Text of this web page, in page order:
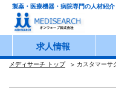
製薬・医療機器・病院専門の人材紹
求人情報
メディサーチ トップ カスタマーサ